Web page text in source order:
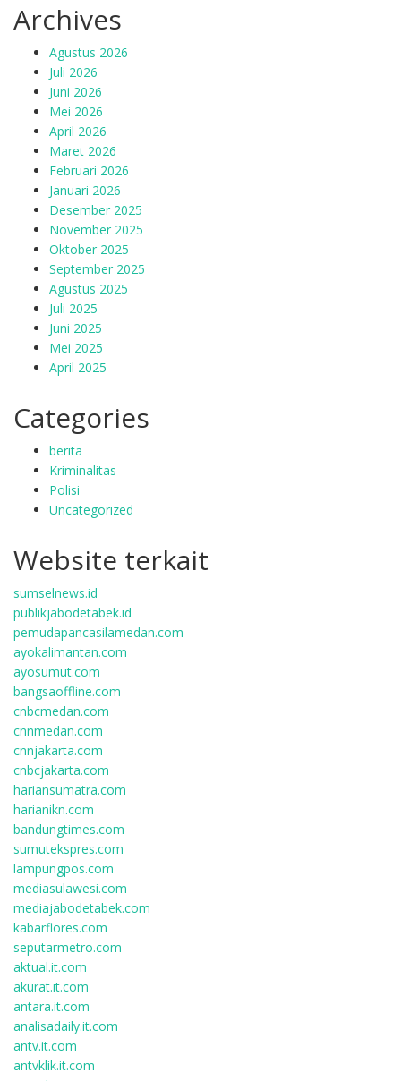
Archives
Agustus 2026
Juli 2026
Juni 2026
Mei 2026
April 2026
Maret 2026
Februari 2026
Januari 2026
Desember 2025
November 2025
Oktober 2025
September 2025
Agustus 2025
Juli 2025
Juni 2025
Mei 2025
April 2025
Categories
berita
Kriminalitas
Polisi
Uncategorized
Website terkait
sumselnews.id
publikjabodetabek.id
pemudapancasilamedan.com
ayokalimantan.com
ayosumut.com
bangsaoffline.com
cnbcmedan.com
cnnmedan.com
cnnjakarta.com
cnbcjakarta.com
hariansumatra.com
harianikn.com
bandungtimes.com
sumutekspres.com
lampungpos.com
mediasulawesi.com
mediajabodetabek.com
kabarflores.com
seputarmetro.com
aktual.it.com
akurat.it.com
antara.it.com
analisadaily.it.com
antv.it.com
antvklik.it.com